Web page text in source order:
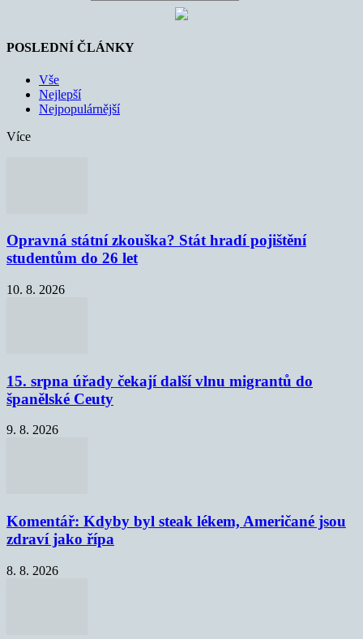
POSLEDNÍ ČLÁNKY
Vše
Nejlepší
Nejpopulárnější
Více
Opravná státní zkouška? Stát hradí pojištění
studentům do 26 let
10. 8. 2026
15. srpna úřady čekají další vlnu migrantů do
španělské Ceuty
9. 8. 2026
Komentář: Kdyby byl steak lékem, Američané jsou
zdraví jako řípa
8. 8. 2026